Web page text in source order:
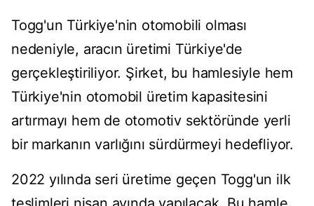
Togg'un Türkiye'nin otomobili olması
nedeniyle, aracın üretimi Türkiye'de
gerçekleştiriliyor. Şirket, bu hamlesiyle hem
Türkiye'nin otomobil üretim kapasitesini
artırmayı hem de otomotiv sektöründe yerli
bir markanın varlığını sürdürmeyi hedefliyor.
2022 yılında seri üretime geçen Togg'un ilk